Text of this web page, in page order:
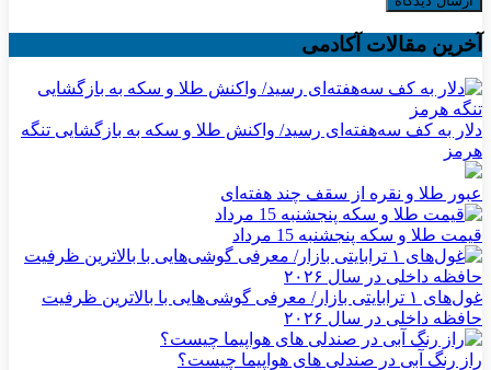
آخرین مقالات آکادمی
دلار به کف سه‌هفته‌ای رسید/ واکنش طلا و سکه به بازگشایی تنگه
هرمز
عبور طلا و نقره از سقف چند هفته‌ای
قیمت طلا و سکه پنجشنبه 15 مرداد
غول‌های ۱ ترابایتی بازار/ معرفی گوشی‌هایی با بالاترین ظرفیت
حافظه داخلی در سال ۲۰۲۶
راز رنگ آبی در صندلی های هواپیما چیست؟